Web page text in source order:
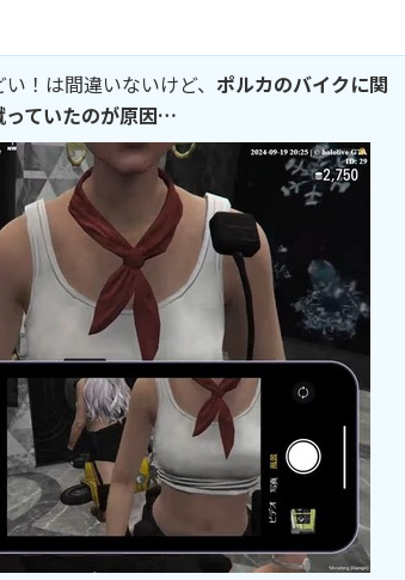
！は間違いないけど、 ポルカのバイクに関
っていたのが原因…